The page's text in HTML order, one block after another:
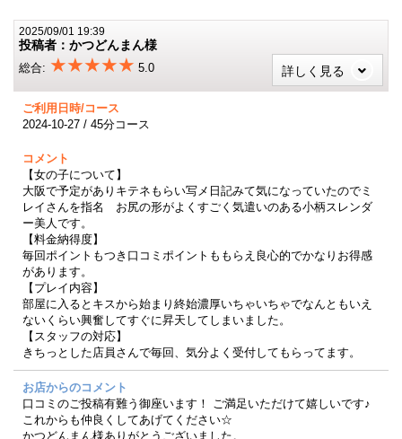
2025/09/01 19:39
投稿者：かつどんまん様
総合: ★★★★★ 5.0 詳しく見る
ご利用日時/コース
2024-10-27 / 45分コース
コメント
【女の子について】
大阪で予定がありキテネもらい写メ日記みて気になっていたのでミ
レイさんを指名 お尻の形がよくすごく気遣いのある小柄スレンダ
ー美人です。
【料金納得度】
毎回ポイントもつき口コミポイントももらえ良心的でかなりお得感
があります。
【プレイ内容】
部屋に入るとキスから始まり終始濃厚いちゃいちゃでなんともいえ
ないくらい興奮してすぐに昇天してしまいました。
【スタッフの対応】
きちっとした店員さんで毎回、気分よく受付してもらってます。
お店からのコメント
口コミのご投稿有難う御座います！ ご満足いただけて嬉しいです♪
これからも仲良くしてあげてください☆
かつどんまん様ありがとうございました。